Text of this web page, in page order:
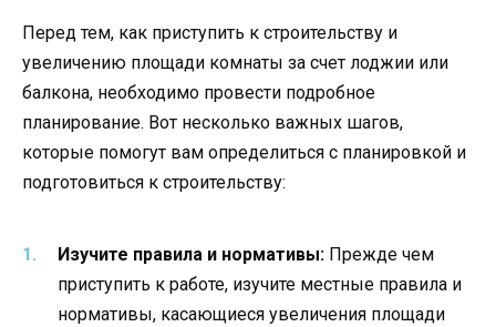
Перед тем, как приступить к строительству и
увеличению площади комнаты за счет лоджии или
балкона, необходимо провести подробное
планирование. Вот несколько важных шагов,
которые помогут вам определиться с планировкой и
подготовиться к строительству:
Изучите правила и нормативы: Прежде чем
приступить к работе, изучите местные правила и
нормативы, касающиеся увеличения площади